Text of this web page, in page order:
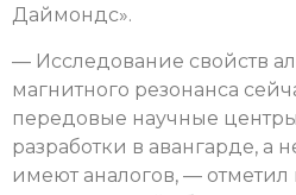
Даймондс».
— Исследование свойств
магнитного резонанса
передовые научные
разработки в авангарде, а
имеют аналогов, — отметил